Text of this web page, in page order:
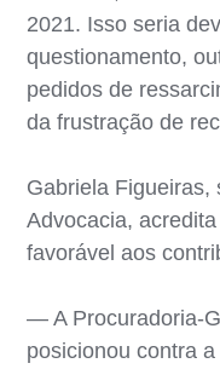
2021. Isso seria
questionamento,
pedidos de
da frustração de
Gabriela Figueiras,
Advocacia,
favorável aos
— A Procuradoria-
posicionou contra